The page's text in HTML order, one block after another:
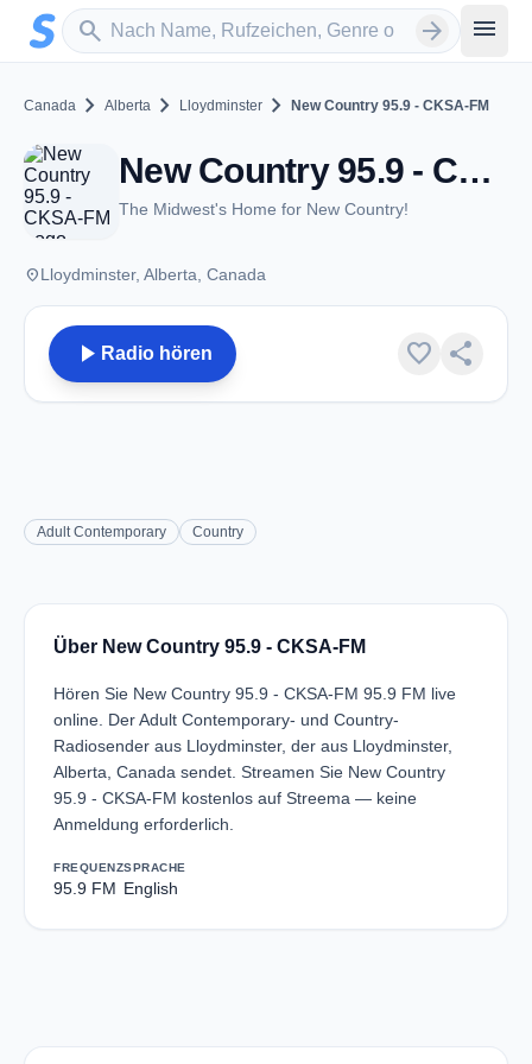
Zum Hauptinhalt springen
search
Sender suchen arrow_forward menu
Canada chevron_right Alberta chevron_right Lloydminster chevron_right New Country 95.9 - CKSA-FM
New Country 95.9 - CKSA-FM - FM 95.9 - Lloydminster, AB
The Midwest's Home for New Country!
placeLloydminster, Alberta, Canada
play_arrow Radio hören favorite share
Adult Contemporary Country
Über New Country 95.9 - CKSA-FM
Hören Sie New Country 95.9 - CKSA-FM 95.9 FM live
online. Der Adult Contemporary- und Country-
Radiosender aus Lloydminster, der aus Lloydminster,
Alberta, Canada sendet. Streamen Sie New Country
95.9 - CKSA-FM kostenlos auf Streema — keine
Anmeldung erforderlich.
FREQUENZ
95.9 FM
SPRACHE
English